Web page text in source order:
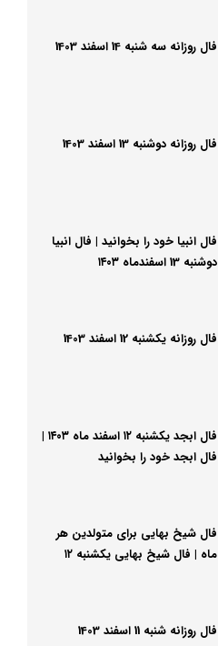
فال روزانه سه شنبه 14 اسفند 1403
فال روزانه دوشنبه 13 اسفند 1403
فال انبیا خود را بخوانید | فال انبیا
دوشنبه 13 اسفندماه ۱۴۰۳
فال روزانه یکشنبه 12 اسفند 1403
فال ابجد یکشنبه ۱۲ اسفند ماه ۱۴۰۳ |
فال ابجد خود را بخوانید
فال شیخ بهایی برای متولدین هر
ماه | فال شیخ بهایی یکشنبه ۱۲
فال روزانه شنبه 11 اسفند 1403